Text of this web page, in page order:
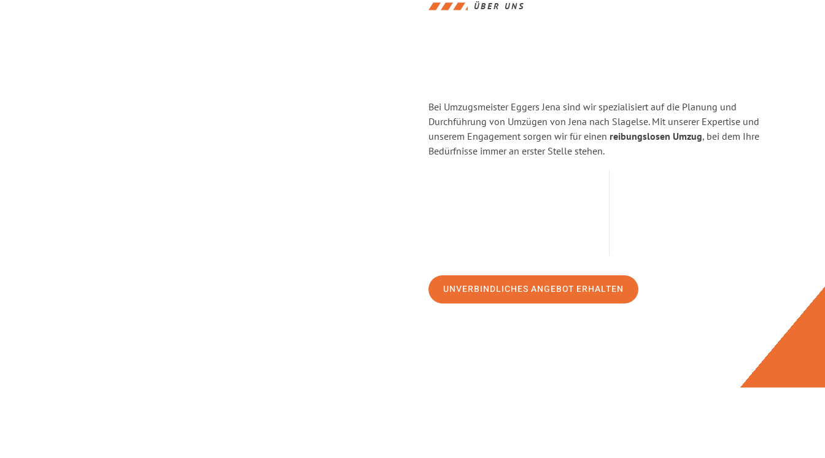
ÜBER UNS
Bei Umzugsmeister Eggers Jena sind wir spezialisiert auf die Planung und
Durchführung von Umzügen von Jena nach Slagelse. Mit unserer Expertise und
unserem Engagement sorgen wir für einen reibungslosen Umzug, bei dem Ihre
Bedürfnisse immer an erster Stelle stehen.
UNVERBINDLICHES ANGEBOT ERHALTEN